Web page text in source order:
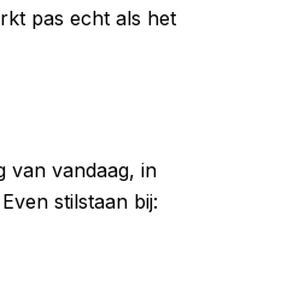
pas echt als het
van vandaag, in
stilstaan bij: